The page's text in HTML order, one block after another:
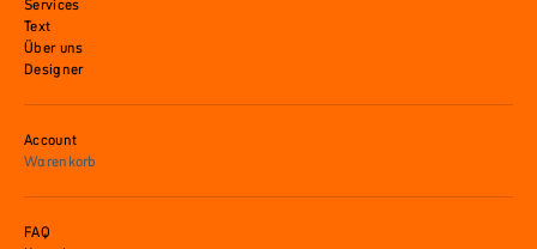
Text
Über uns
Designer
Account
Warenkorb
FAQ